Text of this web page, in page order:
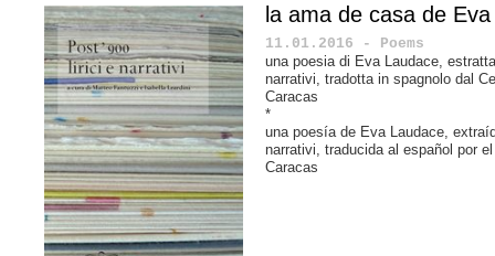
la ama de casa de
11.01.2016 - Poems
una poesia di Eva Laudace,
narrativi, tradotta in spagnolo dal
Caracas
*
una poesía de Eva Laudace ,
narrativi , traducida al español por
Caracas